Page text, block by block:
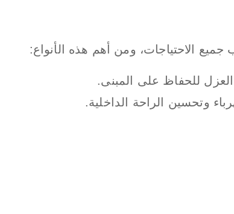
الاحتياجات، ومن أهم هذه الأنواع:
للحفاظ على المبنى.
وتحسين الراحة الداخلية.